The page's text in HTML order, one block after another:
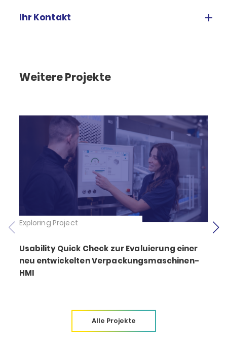
Ihr Kontakt
Weitere Projekte
Exploring Project
Usability Quick Check zur Evaluierung einer
neu entwickelten Verpackungsmaschinen-
HMI
Alle Projekte